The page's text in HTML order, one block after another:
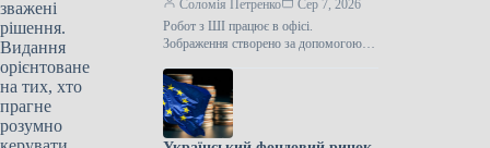
зважені
рішення.
Видання
орієнтоване
на тих, хто
прагне
розумно
Соломія Петренко
Сер 7, 2026
Робот з ШІ працює в офісі.
Зображення створено за допомогою
трансформує сферу зайнятості, однак
не всі професійні…